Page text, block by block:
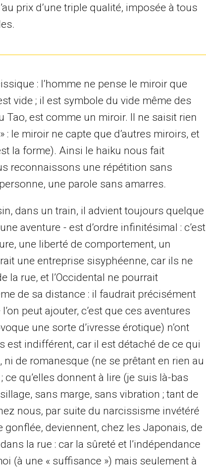
prix d’une triple qualité, imposée à tous
: l’homme ne pense le miroir que
vide ; il est symbole du vide même des
Tao, est comme un miroir. Il ne saisit rien
le miroir ne capte que d’autres miroirs, et
la forme). Ainsi le haiku nous fait
reconnaissons une répétition sans
une parole sans amarres.
dans un train, il advient toujours quelque
aventure - est d’ordre infinitésimal : c’est
une liberté de comportement, un
une entreprise sisyphéenne, car ils ne
la rue, et l’Occidental ne pourrait
de sa distance : il faudrait précisément
peut ajouter, c’est que ces aventures
une sorte d’ivresse érotique) n’ont
indifférent, car il est détaché de ce qui
de romanesque (ne se prêtant en rien au
qu’elles donnent à lire (je suis là-bas
sans marge, sans vibration ; tant de
nous, par suite du narcissisme invétéré
gonflée, deviennent, chez les Japonais, de
la rue : car la sûreté et l’indépendance
(à une « suffisance ») mais seulement à